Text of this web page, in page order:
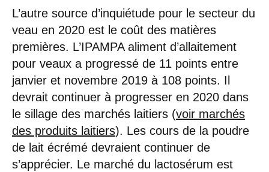
L’autre source d’inquiétude pour le secteur du
veau en 2020 est le coût des matières
premières. L’IPAMPA aliment d’allaitement
pour veaux a progressé de 11 points entre
janvier et novembre 2019 à 108 points. Il
devrait continuer à progresser en 2020 dans
le sillage des marchés laitiers (voir marchés
des produits laitiers). Les cours de la poudre
de lait écrémé devraient continuer de
s’apprécier. Le marché du lactosérum est